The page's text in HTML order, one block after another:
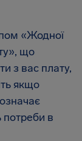
«Жодної
що
з вас плату,
якщо
потреби в